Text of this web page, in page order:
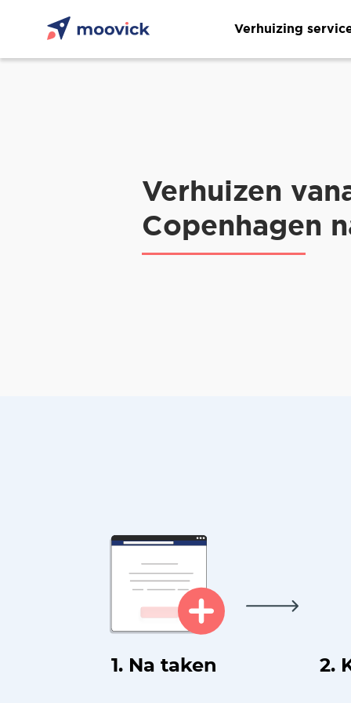
Verhuizing
Verhuizen
Copenhagen
1. Na taken 2.